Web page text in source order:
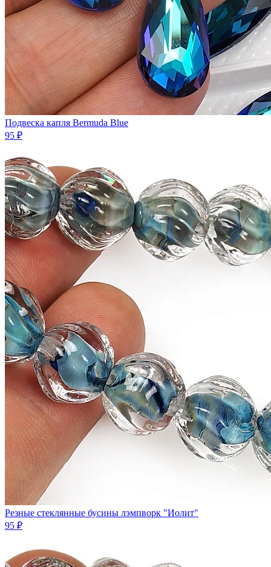
Подвеска капля Bermuda Blue
95 ₽
Резные стеклянные бусины лэмпворк "Иолит"
95 ₽